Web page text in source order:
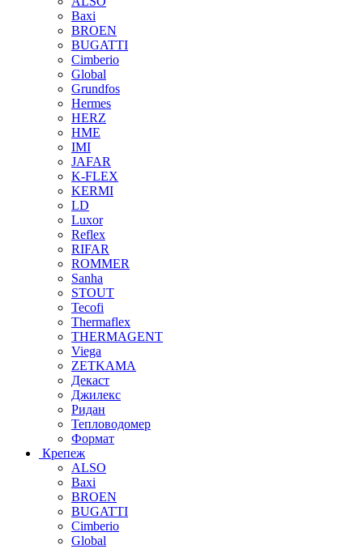
Baxi
BROEN
BUGATTI
Cimberio
Global
Grundfos
Hermes
HERZ
HME
IMI
JAFAR
K-FLEX
KERMI
LD
Luxor
Reflex
RIFAR
ROMMER
Sanha
STOUT
Tecofi
Thermaflex
THERMAGENT
Viega
ZETKAMA
Декаст
Джилекс
Ридан
Тепловодомер
Формат
Крепеж
ALSO
Baxi
BROEN
BUGATTI
Cimberio
Global